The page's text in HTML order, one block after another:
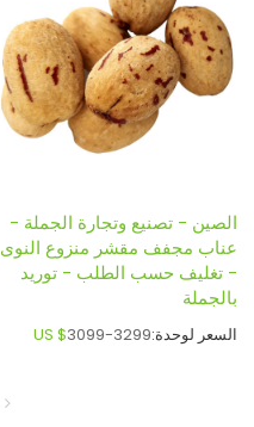
الصين - تصنيع وتجارة الجملة -
عناب مجفف مقشر منزوع النوى
- تغليف حسب الطلب - توريد
بالجملة
السعر لوحدة: US $3099-3299